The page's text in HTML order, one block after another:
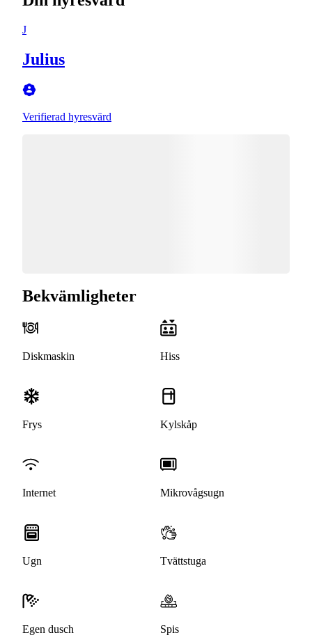
J
Julius
Verifierad hyresvärd
Bekvämligheter
Diskmaskin Hiss
Frys Kylskåp
Internet Mikrovågsugn
Ugn Tvättstuga
Egen dusch Spis